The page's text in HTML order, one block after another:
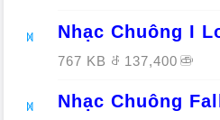
Nhạc Chuông I
767 KB 137,400
Nhạc Chuông